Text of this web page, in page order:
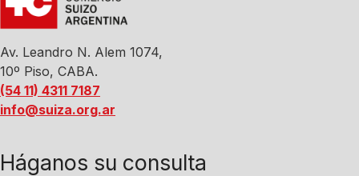
Av. Leandro N. Alem 1074,
10º Piso, CABA.
(54 11) 4311 7187
info@suiza.org.ar
Háganos su consulta